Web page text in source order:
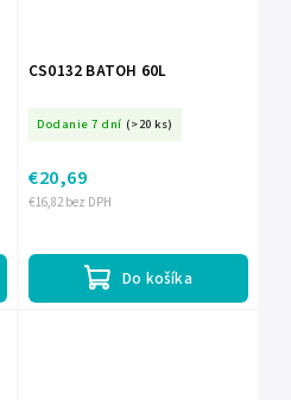
CS0132 BATOH 60L
Dodanie 7 dní (>20 ks)
€16,82 bez DPH
€20,69
Do košíka